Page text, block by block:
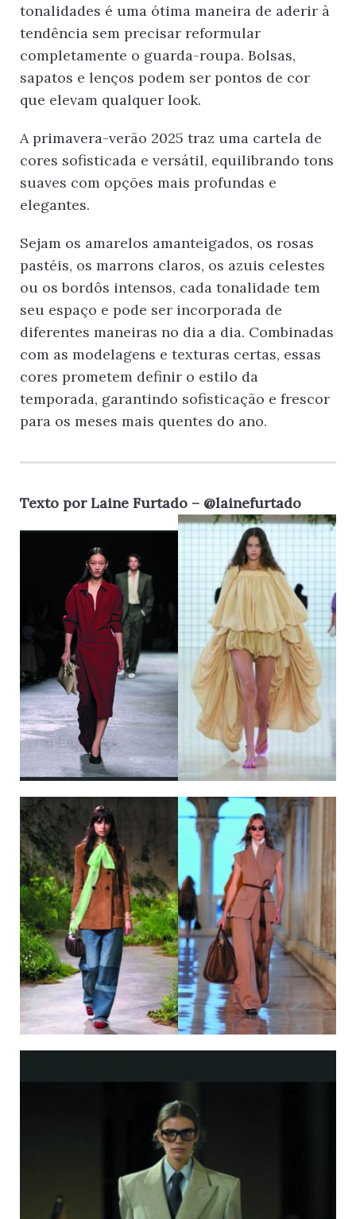
tonalidades é uma ótima maneira de aderir à
tendência sem precisar reformular
completamente o guarda-roupa. Bolsas,
sapatos e lenços podem ser pontos de cor
que elevam qualquer look.
A primavera-verão 2025 traz uma cartela de
cores sofisticada e versátil, equilibrando tons
suaves com opções mais profundas e
elegantes.
Sejam os amarelos amanteigados, os rosas
pastéis, os marrons claros, os azuis celestes
ou os bordôs intensos, cada tonalidade tem
seu espaço e pode ser incorporada de
diferentes maneiras no dia a dia. Combinadas
com as modelagens e texturas certas, essas
cores prometem definir o estilo da
temporada, garantindo sofisticação e frescor
para os meses mais quentes do ano.
Texto por Laine Furtado – @lainefurtado